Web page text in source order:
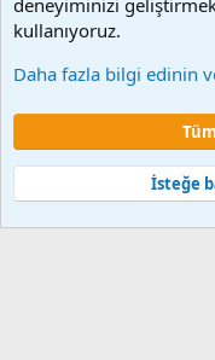
Çerezler
Şartlar ve kurallar
Community platform by
Türkçe yama 🇹🇷 [XGT]
deneyiminizi
kullanıyoruz.
Daha fazla bilgi edinin
İsteğe